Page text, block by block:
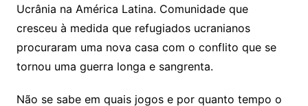
Ucrânia na América Latina. Comunidade que
cresceu à medida que refugiados ucranianos
procuraram uma nova casa com o conflito que se
tornou uma guerra longa e sangrenta.
Não se sabe em quais jogos e por quanto tempo o